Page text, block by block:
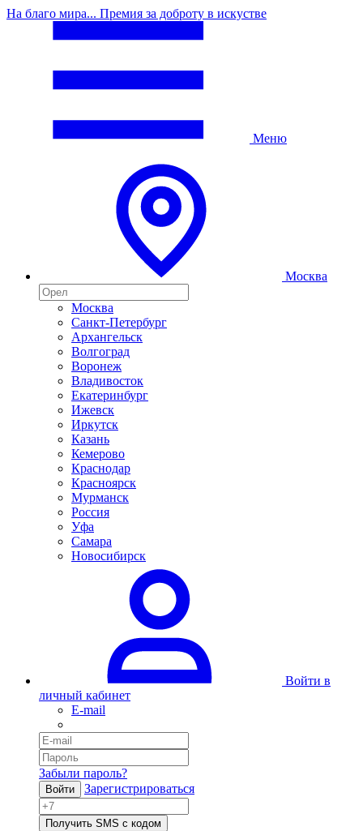
На благо мира... Премия за доброту в искустве
Меню
Москва
Москва
Санкт-Петербург
Архангельск
Волгоград
Воронеж
Владивосток
Екатеринбург
Ижевск
Иркутск
Казань
Кемерово
Краснодар
Красноярск
Мурманск
Россия
Уфа
Самара
Новосибирск
Войти в
личный кабинет
E-mail
Забыли пароль?
Войти Зарегистрироваться
Получить SMS с кодом